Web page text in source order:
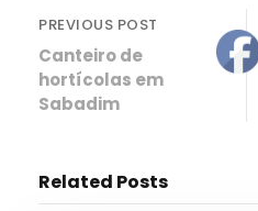
PREVIOUS POST
Canteiro de
hortícolas em
Sabadim
Related Posts